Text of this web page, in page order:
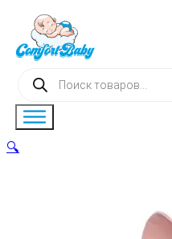
Поиск
товаров
🔍